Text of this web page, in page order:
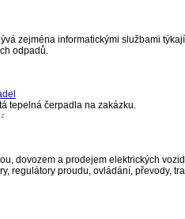
zejména informatickými službami
odpadů.
tepelná čerpadla na zakázku.
dovozem a prodejem elektrických
regulátory proudu, ovládání, převody,